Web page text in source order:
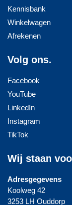
Kennisbank
Winkelwagen
Afrekenen
Volg ons.
Facebook
YouTube
LinkedIn
Instagram
TikTok
Wij staan
Adresgegevens
Koolweg 42
3253 LH Ouddorp